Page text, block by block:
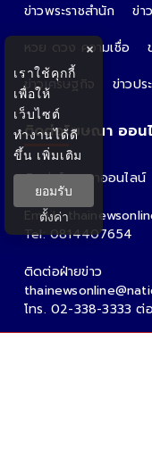
ข่าวพระราชสำนัก ข่า
หวย ดวง ความเชื่อ
ข่าวเศรษฐกิจ
ข่าวป
ติดต่อโฆษณา ออน
ติดต่อโฆษณาออนไลน์
คุณอ้อ
Email :
Tel: 0814407654
ติดต่อฝ่ายข่าว
โทร. 02-338-3333 ต่
×
เราใช้คุกกี้
เพื่อให้
เว็บไซต์
ทำงานได้ดี
ขึ้น เพิ่มเติม
ยอมรับ
ตั้งค่า